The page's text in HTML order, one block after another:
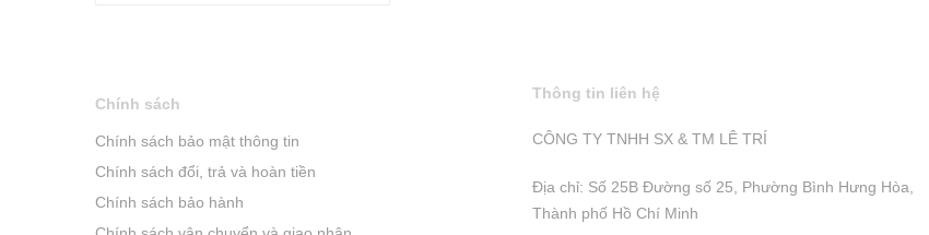
Chính sách
Chính sách bảo mật thông tin
Chính sách đổi, trả và hoàn tiền
Chính sách bảo hành
Thông tin liên hệ
CÔNG TY TNHH SX & TM LÊ TRÍ
Địa chỉ: Số 25B Đường số 25, Phường Bình Hưng Hòa,
Thành phố Hồ Chí Minh